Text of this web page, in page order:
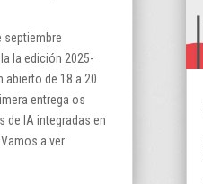
septiembre
la edición 2025-
abierto de 18 a 20
entrega os
de IA integradas en
a ver